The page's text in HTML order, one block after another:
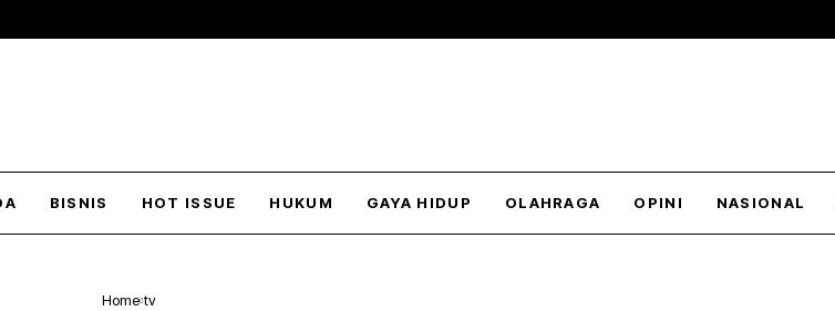
BISNIS HOT ISSUE HUKUM GAYA HIDUP OLAHRAGA OPINI NASIONAL
Home tv